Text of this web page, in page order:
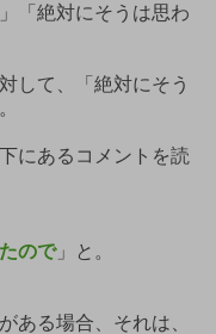
「絶対にそうは思わ
して、「絶対にそう
にあるコメントを読
ので」と。
ある場合、それは、